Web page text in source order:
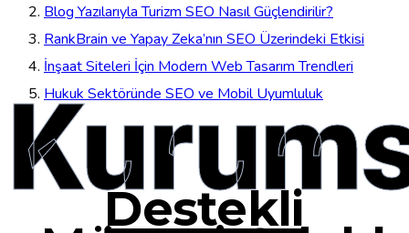
Blog Yazılarıyla Turizm SEO Nasıl Güçlendirilir?
RankBrain ve Yapay Zeka’nın SEO Üzerindeki Etkisi
İnşaat Siteleri İçin Modern Web Tasarım Trendleri
Hukuk Sektöründe SEO ve Mobil Uyumluluk
Destekli